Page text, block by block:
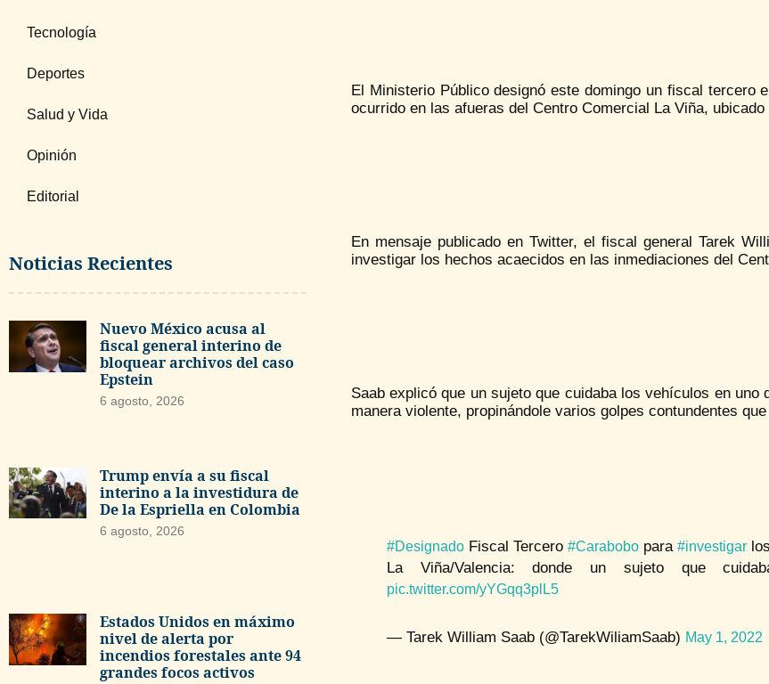
Tecnología
Deportes
Salud y Vida
Opinión
Editorial
Noticias Recientes
Nuevo México acusa al
fiscal general interino de
bloquear archivos del caso
Epstein
6 agosto, 2026
Trump envía a su fiscal
interino a la investidura de
De la Espriella en Colombia
6 agosto, 2026
Estados Unidos en máximo
nivel de alerta por
incendios forestales ante 94
grandes focos activos
El Ministerio Público designó este domingo un fiscal tercero
ocurrido en las afueras del Centro Comercial La Viña, ubicado
En mensaje publicado en Twitter, el fiscal general Tarek
investigar los hechos acaecidos en las inmediaciones del
Saab explicó que un sujeto que cuidaba los vehículos en
manera violente, propinándole varios golpes contundentes
#DesignadoFiscal Tercero#Carabobo para#investigar
La Viña/Valencia: donde un sujeto que
pic.twitter.com/yYGqq3plL5
— Tarek William Saab (@TarekWiliamSaab) May 1, 2022